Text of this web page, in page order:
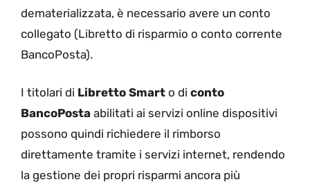
dematerializzata, è necessario avere un conto
collegato (Libretto di risparmio o conto corrente
BancoPosta).
I titolari di Libretto Smart o di conto
BancoPosta abilitati ai servizi online dispositivi
possono quindi richiedere il rimborso
direttamente tramite i servizi internet, rendendo
la gestione dei propri risparmi ancora più